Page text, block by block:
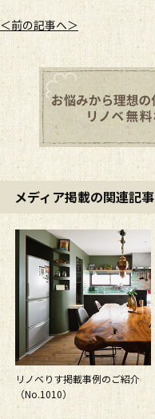
＜前の記事へ＞
メディア掲載の関連記事
リノベりす掲載事例のご紹介
（No.1010）